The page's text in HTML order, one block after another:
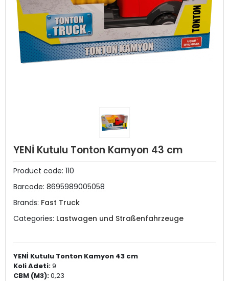
YENİ Kutulu Tonton Kamyon 43 cm
Product code: 110
Barcode: 8695989005058
Brands: Fast Truck
Categories: Lastwagen und Straßenfahrzeuge
YENİ Kutulu Tonton Kamyon 43 cm
Koli Adeti:9
CBM (M3):0,23